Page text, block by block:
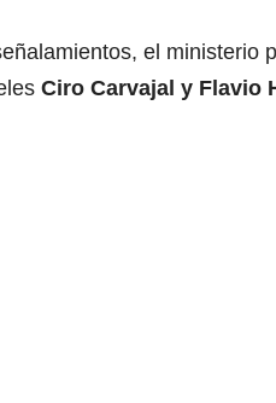
el ministerio
Ciro Carvajal y Flavio